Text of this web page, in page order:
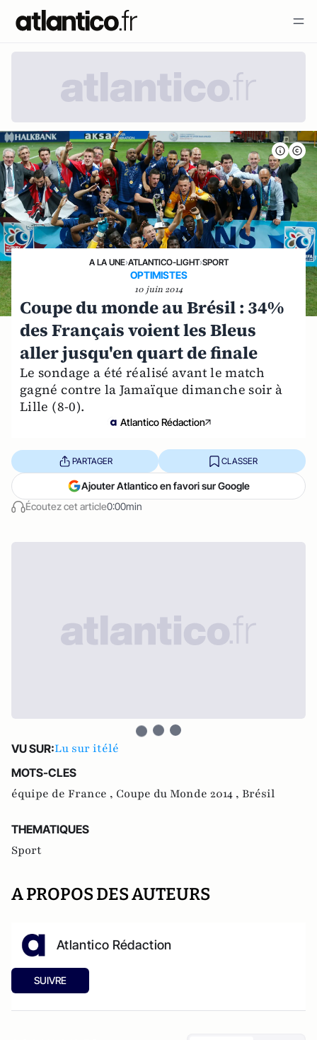
A LA UNE›ATLANTICO-LIGHT›SPORT
OPTIMISTES
10 juin 2014
Coupe du monde au Brésil : 34%
des Français voient les Bleus
aller jusqu'en quart de finale
Le sondage a été réalisé avant le match
gagné contre la Jamaïque dimanche soir à
Lille (8-0).
Atlantico Rédaction
Écoutez cet article0:00min
PARTAGER CLASSER
Ajouter Atlantico en favori sur Google
VU SUR:Lu sur itélé
MOTS-CLES
équipe de France , Coupe du Monde 2014 , Brésil
THEMATIQUES
Sport
A PROPOS DES AUTEURS
Atlantico Rédaction
SUIVRE